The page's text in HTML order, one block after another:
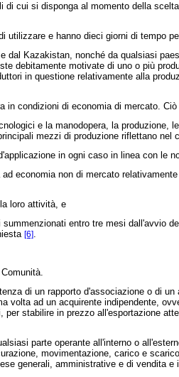
cui si disponga al momento della
e hanno dieci giorni di tempo
Kazakistan, nonché da qualsiasi
debitamente motivate di uno o più
in questione relativamente alla
condizioni di economia di mercato.
e la manodopera, la produzione,
mezzi di produzione riflettano nel
in ogni caso in linea con le
economia non di mercato
loro attività, e
entro tre mesi dall'avvio
[6].
di un rapporto d'associazione o di
volta ad un acquirente indipendente,
stabilire in prezzo all'esportazione
parte operante all'interno o
movimentazione, carico e
generali, amministrative e di vendita e